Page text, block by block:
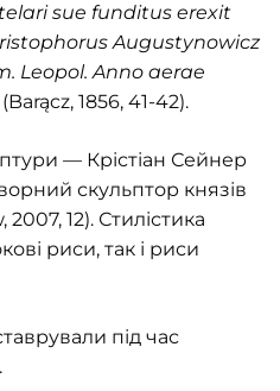
sue funditus erexit
Augustynowicz
Leopol. Anno aerae
(Barącz, 1856, 41-42).
— Крістіан Сейнер
скульптор князів
12). Стилістика
риси, так і риси
під час